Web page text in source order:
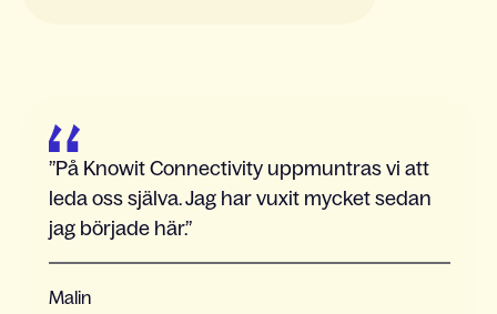
På Knowit Connectivity uppmuntras vi att
leda oss själva. Jag har vuxit mycket sedan
jag började här.
Malin